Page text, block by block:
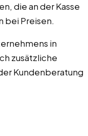
die an der Kasse
bei Preisen.
in
zusätzliche
Kundenberatung